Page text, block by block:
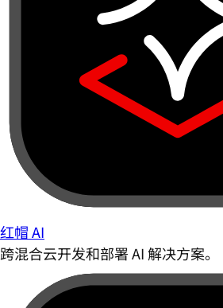
红帽 AI
跨混合云开发和部署 AI 解决方案。